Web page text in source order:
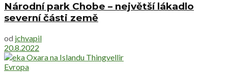
Národní park Chobe – největší lákadlo
severní části země
od jchvapil
20.8.2022
Evropa